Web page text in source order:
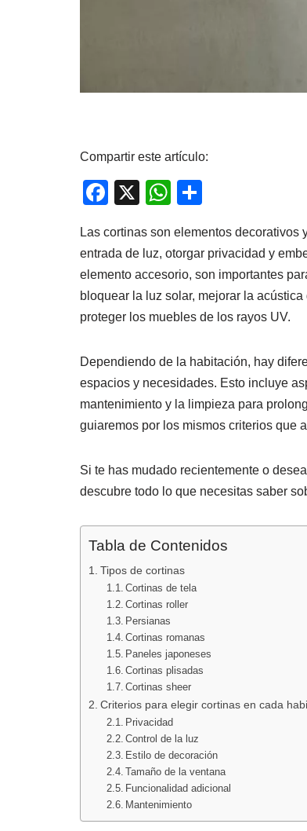
Compartir este artículo:
F
c
e
b
o
k
X
W
at
s
A
p
m
p
ar
tir
Las cortinas son elementos
entrada de luz, otorgar privacidad y
elemento accesorio, son importantes
bloquear la luz solar, mejorar la
proteger los muebles de los rayos UV.
Dependiendo de la habitación, hay
espacios y necesidades. Esto incluye
mantenimiento y la limpieza para
guiaremos por los mismos criterios que
Si te has mudado recientemente o
descubre todo lo que necesitas saber
Tabla de Contenidos
Tipos de cortinas
Cortinas de tela
Cortinas roller
Persianas
Cortinas romanas
Paneles japoneses
Cortinas plisadas
Cortinas sheer
Criterios para elegir cortinas en cada
Privacidad
Control de la luz
Estilo de decoración
Tamaño de la ventana
Funcionalidad adicional
Mantenimiento